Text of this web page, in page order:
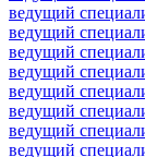
ведущий
ведущий
ведущий
ведущий
ведущий
ведущий
ведущий
ведущий